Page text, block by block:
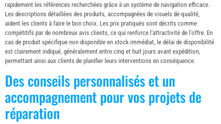
rapidement les références recherchées grâce à un système de navigation efficace.
Les descriptions détaillées des produits, accompagnées de visuels de qualité,
aident les clients à faire le bon choix. Les prix pratiqués sont décrits comme
compétitifs par de nombreux avis clients, ce qui renforce l'attractivité de l'offre. En
cas de produit spécifique non disponible en stock immédiat, le délai de disponibilité
est clairement indiqué, généralement entre cinq et huit jours avant expédition,
permettant ainsi aux clients de planifier leurs interventions en conséquence.
Des conseils personnalisés et un
accompagnement pour vos projets de
réparation